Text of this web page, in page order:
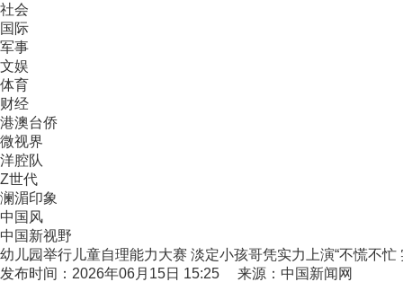
社会
国际
军事
文娱
体育
财经
港澳台侨
微视界
洋腔队
Z世代
澜湄印象
中国风
中国新视野
幼儿园举行儿童自理能力大赛 淡定小孩哥凭实力上演“不慌不忙
发布时间：2026年06月15日 15:25 来源：中国新闻网